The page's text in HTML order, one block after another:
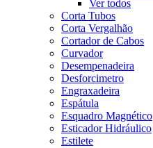
Ver todos
Corta Tubos
Corta Vergalhão
Cortador de Cabos
Curvador
Desempenadeira
Desforcimetro
Engraxadeira
Espátula
Esquadro Magnético
Esticador Hidráulico
Estilete